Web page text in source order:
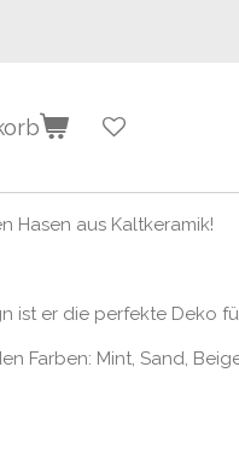
Hasen aus Kaltkeramik!
ist er die perfekte Deko
Farben: Mint, Sand,